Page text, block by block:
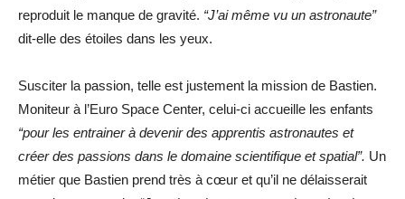
reproduit le manque de gravité. “J’ai même vu un astronaute”
dit-elle des étoiles dans les yeux.
Susciter la passion, telle est justement la mission de Bastien.
Moniteur à l’Euro Space Center, celui-ci accueille les enfants
“pour les entrainer à devenir des apprentis astronautes et
créer des passions dans le domaine scientifique et spatial”. Un
métier que Bastien prend très à cœur et qu’il ne délaisserait